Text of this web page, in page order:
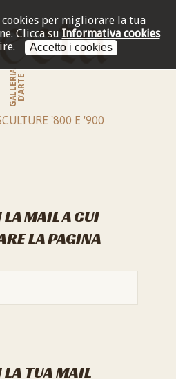
per migliorare la tua
Clicca su Informativa cookies
Accetto i cookies
GALLERIAD'ARTE
'800 E '900
MAIL A CUI
LA PAGINA
TUA MAIL